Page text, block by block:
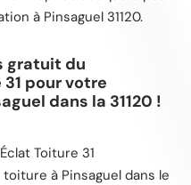
à Pinsaguel 31120.
gratuit du
pour votre
dans la 31120 !
Toiture 31
à Pinsaguel dans le